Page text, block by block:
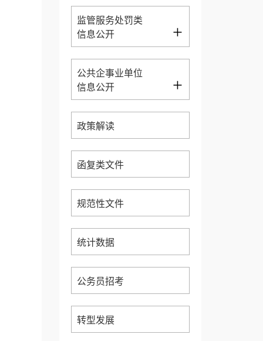
监管服务处罚类
信息公开
+
公共企事业单位
信息公开
+
政策解读
函复类文件
规范性文件
统计数据
公务员招考
转型发展